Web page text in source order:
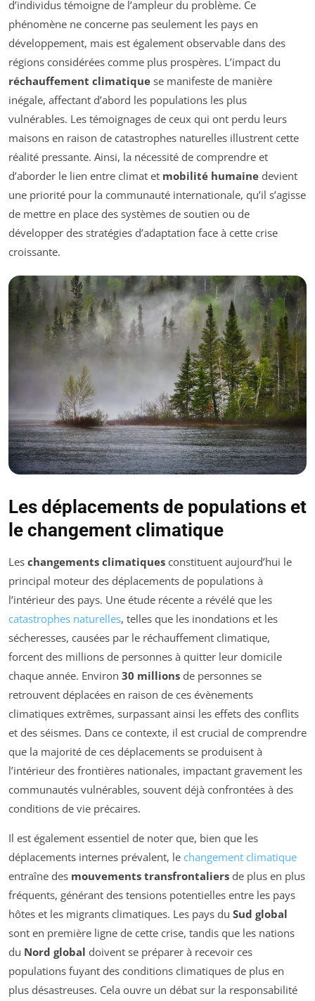
d’individus témoigne de l’ampleur du problème. Ce
phénomène ne concerne pas seulement les pays en
développement, mais est également observable dans des
régions considérées comme plus prospères. L’impact du
réchauffement climatique se manifeste de manière
inégale, affectant d’abord les populations les plus
vulnérables. Les témoignages de ceux qui ont perdu leurs
maisons en raison de catastrophes naturelles illustrent cette
réalité pressante. Ainsi, la nécessité de comprendre et
d’aborder le lien entre climat et mobilité humaine devient
une priorité pour la communauté internationale, qu’il s’agisse
de mettre en place des systèmes de soutien ou de
développer des stratégies d’adaptation face à cette crise
croissante.
Les déplacements de populations et
le changement climatique
Les changements climatiques constituent aujourd’hui le
principal moteur des déplacements de populations à
l’intérieur des pays. Une étude récente a révélé que les
catastrophes naturelles, telles que les inondations et les
sécheresses, causées par le réchauffement climatique,
forcent des millions de personnes à quitter leur domicile
chaque année. Environ 30 millions de personnes se
retrouvent déplacées en raison de ces évènements
climatiques extrêmes, surpassant ainsi les effets des conflits
et des séismes. Dans ce contexte, il est crucial de comprendre
que la majorité de ces déplacements se produisent à
l’intérieur des frontières nationales, impactant gravement les
communautés vulnérables, souvent déjà confrontées à des
conditions de vie précaires.
Il est également essentiel de noter que, bien que les
déplacements internes prévalent, le changement climatique
entraîne des mouvements transfrontaliers de plus en plus
fréquents, générant des tensions potentielles entre les pays
hôtes et les migrants climatiques. Les pays du Sud global
sont en première ligne de cette crise, tandis que les nations
du Nord global doivent se préparer à recevoir ces
populations fuyant des conditions climatiques de plus en
plus désastreuses. Cela ouvre un débat sur la responsabilité